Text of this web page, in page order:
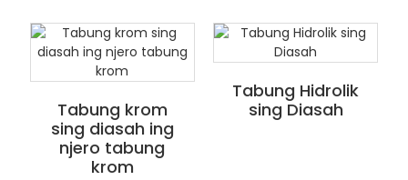
Tabung krom
sing diasah ing
njero tabung
krom
Tabung Hidrolik
sing Diasah